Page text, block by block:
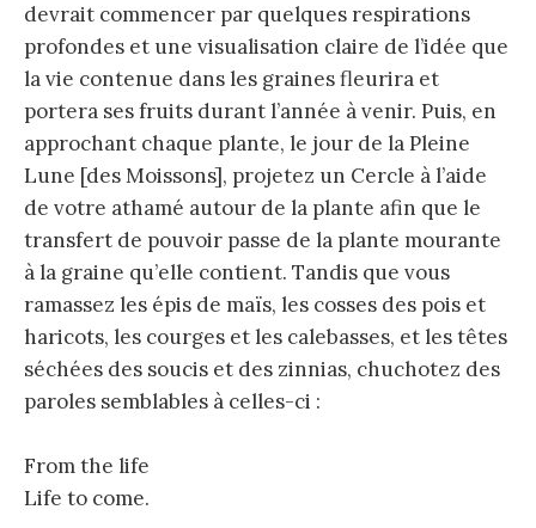
devrait commencer par quelques respirations
profondes et une visualisation claire de l’idée que
la vie contenue dans les graines fleurira et
portera ses fruits durant l’année à venir. Puis, en
approchant chaque plante, le jour de la Pleine
Lune [des Moissons], projetez un Cercle à l’aide
de votre athamé autour de la plante afin que le
transfert de pouvoir passe de la plante mourante
à la graine qu’elle contient. Tandis que vous
ramassez les épis de maïs, les cosses des pois et
haricots, les courges et les calebasses, et les têtes
séchées des soucis et des zinnias, chuchotez des
paroles semblables à celles-ci :
From the life
Life to come.